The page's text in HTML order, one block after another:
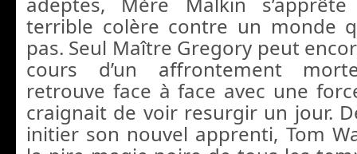
terrible colère contre un monde
pas. Seul Maître Gregory peut
cours d’un affrontement
retrouve face à face avec une
craignait de voir resurgir un jour.
initier son nouvel apprenti, Tom